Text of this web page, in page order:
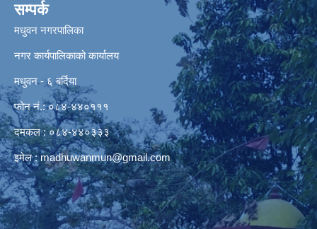
सम्पर्क
मधुवन नगरपालिका
नगर कार्यपालिकाको कार्यालय
मधुवन - ६ बर्दिया
फोन नं.: ०८४-४४०१११
दमकल : ०८४-४४०३३३
इमेल :madhuwanmun@gmail.com